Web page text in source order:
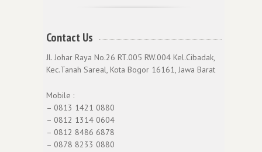
Contact Us
Jl. Johar Raya No.26 RT.005 RW.004 Kel.Cibadak,
Kec.Tanah Sareal, Kota Bogor 16161, Jawa Barat
Mobile :
– 0813 1421 0880
– 0812 1314 0604
– 0812 8486 6878
– 0878 8233 0880